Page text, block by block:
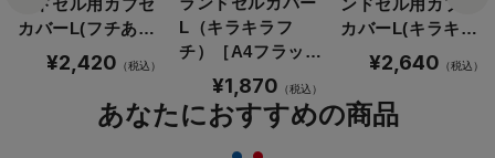
ンドセル用カブセ
カバーL(フチあり)
（FIT-331）
¥2,420 （税込）
L（キラキラフ
チ）［A4フラット
ファイルサイズ対
応］（FIT-320）
¥1,870 （税込）
ンドセル用カブセ
カバーL(キラキラ
フチ)（FIT-333）
¥2,640 （税込）
あなたにおすすめの商品